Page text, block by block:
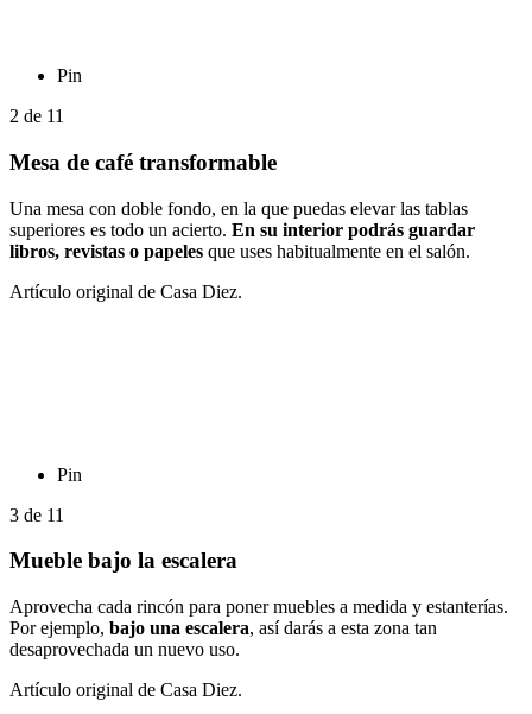
Pin
2 de 11
Mesa de café transformable
Una mesa con doble fondo, en la que puedas elevar las tablas
superiores es todo un acierto. En su interior podrás guardar
libros, revistas o papeles que uses habitualmente en el salón.
Artículo original de Casa Diez.
Pin
3 de 11
Mueble bajo la escalera
Aprovecha cada rincón para poner muebles a medida y estanterías.
Por ejemplo, bajo una escalera, así darás a esta zona tan
desaprovechada un nuevo uso.
Artículo original de Casa Diez.